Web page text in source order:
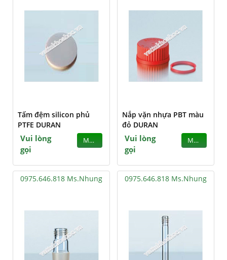
Tấm đệm silicon phủ
PTFE DURAN
Vui lòng
gọi
MUA
Nắp vặn nhựa PBT màu
đỏ DURAN
Vui lòng
gọi
MUA
0975.646.818 Ms.Nhung 0975.646.818 Ms.Nhung